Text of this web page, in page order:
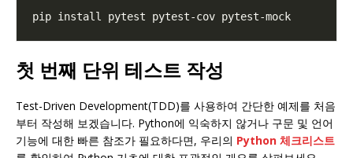
첫 번째 단위 테스트 작성
Test-Driven Development(TDD)를 사용하여 간단한 예제를 처음
부터 작성해 보겠습니다. Python에 익숙하지 않거나 구문 및 언어
기능에 대한 빠른 참조가 필요하다면, 우리의 Python 체크리스트